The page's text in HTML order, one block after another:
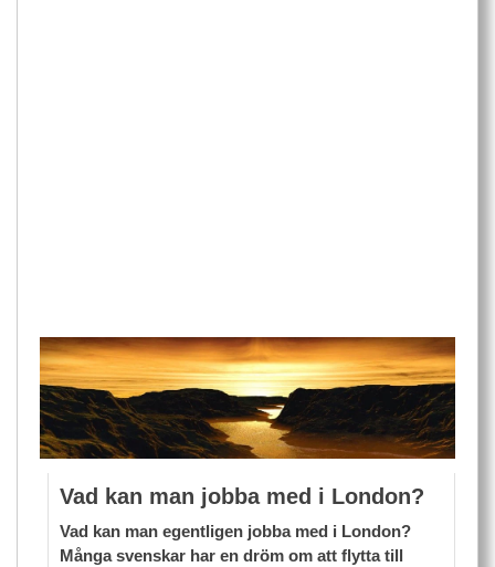
Vad kan man jobba med i London?
Vad kan man egentligen jobba med i London?
Många svenskar har en dröm om att flytta till